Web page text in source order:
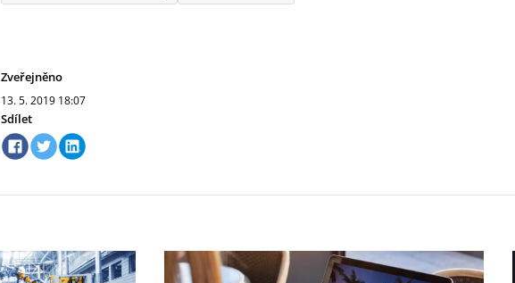
Zveřejněno
13. 5. 2019 18:07
Sdílet